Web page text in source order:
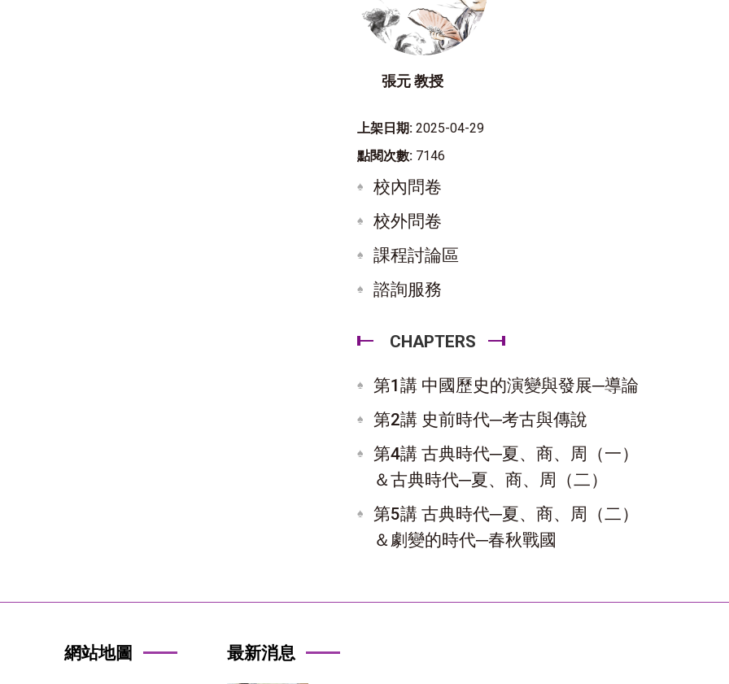
張元 教授
上架日期: 2025-04-29
點閱次數: 7146
校內問卷
校外問卷
課程討論區
諮詢服務
CHAPTERS
第1講 中國歷史的演變與發展─導論
第2講 史前時代─考古與傳說
第4講 古典時代─夏、商、周（一）
＆古典時代─夏、商、周（二）
第5講 古典時代─夏、商、周（二）
＆劇變的時代─春秋戰國
網站地圖 最新消息